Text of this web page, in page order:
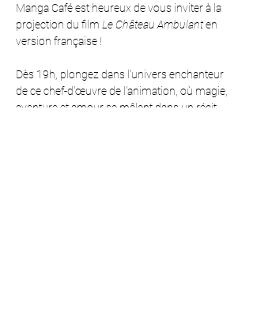
Manga Café est heureux de vous inviter à la
projection du film Le Château Ambulant en
version française !
Dès 19h, plongez dans l'univers enchanteur
de ce chef-d'œuvre de l'animation, où magie,
aventure et amour se mêlent dans un récit